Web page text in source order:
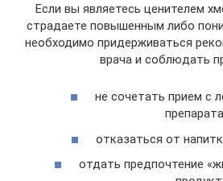
Если вы являетесь ценителем
страдаете повышенным либо
необходимо придерживаться
врача и соблюдать
не сочетать прием с
отказаться от
отдать предпочтение